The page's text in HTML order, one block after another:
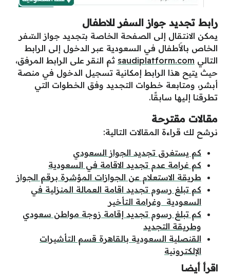
رابط تجديد جواز السفر للاطفال
يمكن الانتقال إلى الصفحة الخاصة بتجديد جواز السّفر
الخاص بالأَطفال في السعودية عبر الدخول إلى الرابط
التالي saudiplatform.com ثم النقر على الرابط المرفق،
حيث يتيح هذا الرابط إمكانية تسجيل الدخول في منصة
أبشر، ومتابعة خطوات التجديد وفق الخطوات التي
تطرقنا إليها سابقًا.
مقالات مقترحة
نرشح لك قراءة المقالات التالية:
كم يستغرق تجديد الجواز السعودي
كم غرامة عدم تجديد الاقامة في السعودية
طريقة الاستعلام عن الجوازات المؤشرة برقم الجواز
كم تبلغ رسوم تجديد اقامة العمالة المنزلية في
السعودية وغرامة التأخير
كم تبلغ رسوم تجديد إقامة زوجة مواطن سعودي
وطريقة التجديد
القنصلية السعودية بالقاهرة قسم التأشيرات
الإلكترونية
اقرأ أيضا